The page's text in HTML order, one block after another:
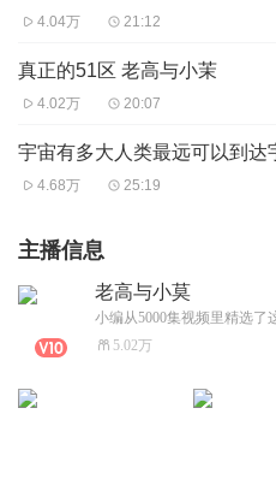
4.04万 21:12
真正的51区 老高与小茉
4.02万 20:07
4.68万 25:19
主播信息
老高与小莫
5.02万